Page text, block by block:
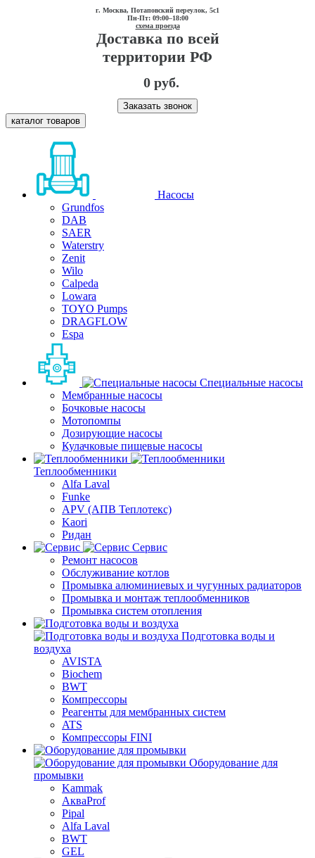
г. Москва, Потаповский переулок, 5с1
Пн-Пт: 09:00–18:00
схема проезда
Доставка по всей
территории РФ
0 руб.
Заказать звонок
каталог товаров
Насосы
Grundfos
DAB
SAER
Waterstry
Zenit
Wilo
Calpeda
Lowara
TOYO Pumps
DRAGFLOW
Espa
Специальные насосы
Мембранные насосы
Бочковые насосы
Мотопомпы
Дозирующие насосы
Кулачковые пищевые насосы
Теплообменники
Alfa Laval
Funke
APV (АПВ Теплотекс)
Kaori
Ридан
Сервис
Ремонт насосов
Обслуживание котлов
Промывка алюминиевых и чугунных радиаторов
Промывка и монтаж теплообменников
Промывка систем отопления
Подготовка воды и
воздуха
AVISTA
Biochem
BWT
Компрессоры
Реагенты для мембранных систем
ATS
Компрессоры FINI
Оборудование для
промывки
Kammak
АкваProf
Pipal
Alfa Laval
BWT
GEL